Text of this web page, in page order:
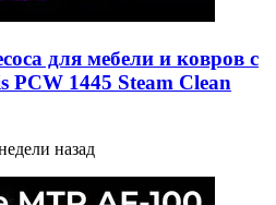
для мебели и ковров с
PCW 1445 Steam Clean
назад